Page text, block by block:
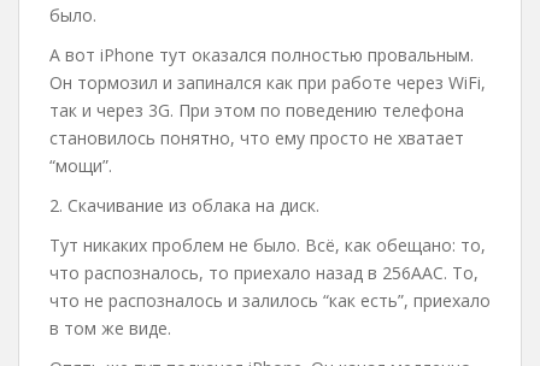
было.
А вот iPhone тут оказался полностью провальным.
Он тормозил и запинался как при работе через WiFi,
так и через 3G. При этом по поведению телефона
становилось понятно, что ему просто не хватает
“мощи”.
2. Скачивание из облака на диск.
Тут никаких проблем не было. Всё, как обещано: то,
что распозналось, то приехало назад в 256ААС. То,
что не распозналось и залилось “как есть”, приехало
в том же виде.